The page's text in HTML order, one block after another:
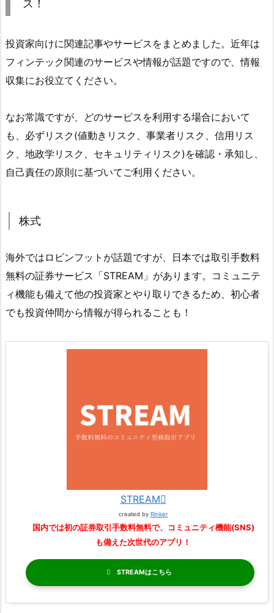
ス！
投資家向けに関連記事やサービスをまとめました。近年は
フィンテック関連のサービスや情報が話題ですので、情報
収集にお役立てください。
なお常識ですが、どのサービスを利用する場合において
も、必ずリスク(値動きリスク、事業者リスク、信用リス
ク、地政学リスク、セキュリティリスク)を確認・承知し、
自己責任の原則に基づいてご利用ください。
株式
海外ではロビンフットが話題ですが、日本では取引手数料
無料の証券サービス「STREAM」があります。コミュニテ
ィ機能も備えて他の投資家とやり取りできるため、初心者
でも投資仲間から情報が得られることも！
STREAM
created by Rinker
国内では初の証券取引手数料無料で、コミュニティ機能(SNS)
も備えた次世代のアプリ！
STREAM